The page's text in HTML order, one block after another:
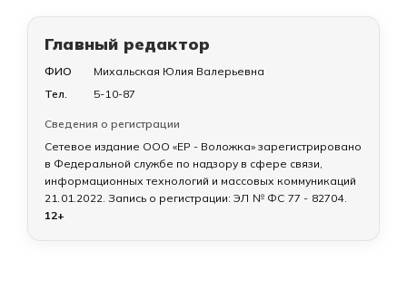
Главный редактор
ФИО
Михальская Юлия Валерьевна
Тел.
5-10-87
Сведения о регистрации
Сетевое издание ООО «ЕР - Воложка» зарегистрировано
в Федеральной службе по надзору в сфере связи,
информационных технологий и массовых коммуникаций
21.01.2022. Запись о регистрации: ЭЛ № ФС 77 - 82704.
12+